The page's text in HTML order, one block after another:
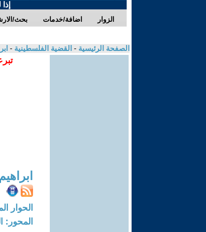
بحث/ اضافة/خدمات الزوار
الصفحة الرئيسية - القضية الفلسطينية -
الحوار المتمدن-
المحور: